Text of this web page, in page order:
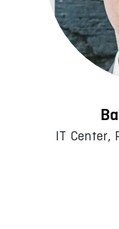
IT Center,